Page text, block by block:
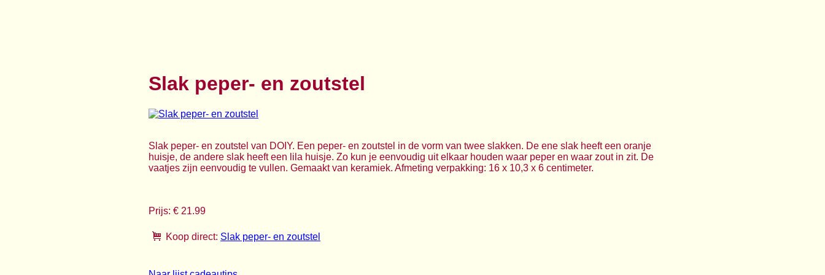
Slak peper- en zoutstel
Slak peper- en zoutstel van DOIY. Een peper- en zoutstel in de vorm van twee slakken. De ene slak heeft een oranje
huisje, de andere slak heeft een lila huisje. Zo kun je eenvoudig uit elkaar houden waar peper en waar zout in zit. De
vaatjes zijn eenvoudig te vullen. Gemaakt van keramiek. Afmeting verpakking: 16 x 10,3 x 6 centimeter.
Prijs: € 21.99
Koop direct: Slak peper- en zoutstel